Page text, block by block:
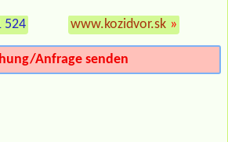
524 www.kozidvor.sk »
Anfrage senden